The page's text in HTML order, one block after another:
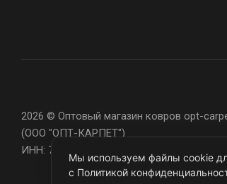
2026 © Оптовый магазин ковров opt-
(ООО "ОПТ-КАРПЕТ")
ИНН: 7743907105
Мы используем файлы cookie
с Политикой